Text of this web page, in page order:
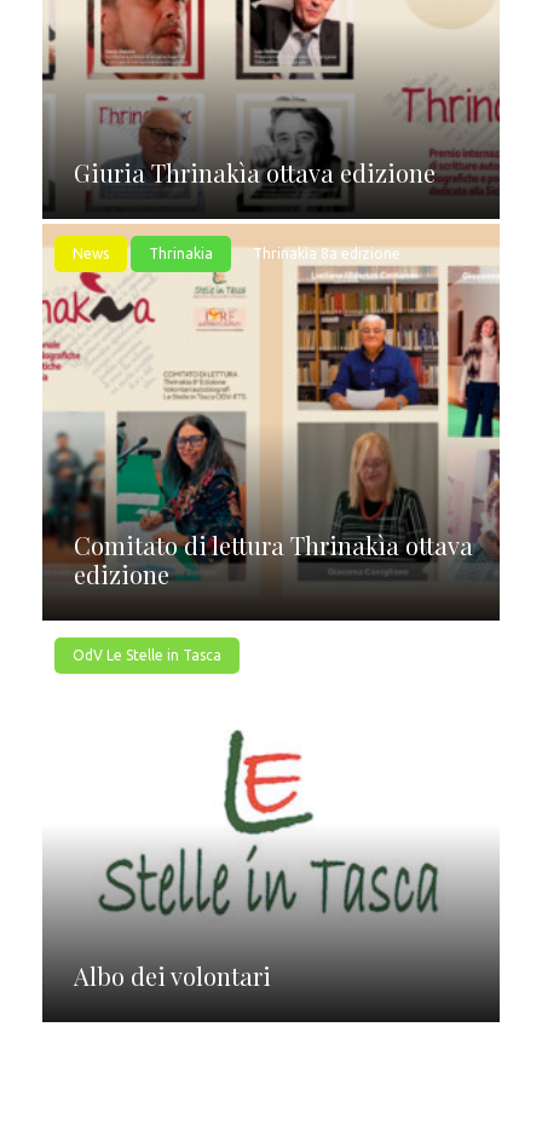
Giuria Thrinakìa ottava edizione
News Thrinakia Thrinakìa 8a edizione
Comitato di lettura Thrinakìa ottava
edizione
OdV Le Stelle in Tasca
Albo dei volontari